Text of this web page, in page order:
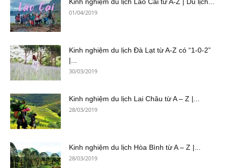
01/04/2019
Kinh nghiệm du lịch Đà Lạt từ A-Z có “1-0-2”
|...
30/03/2019
Kinh nghiệm du lịch Lai Châu từ A – Z |...
28/03/2019
Kinh nghiệm du lịch Hòa Bình từ A – Z |...
28/03/2019